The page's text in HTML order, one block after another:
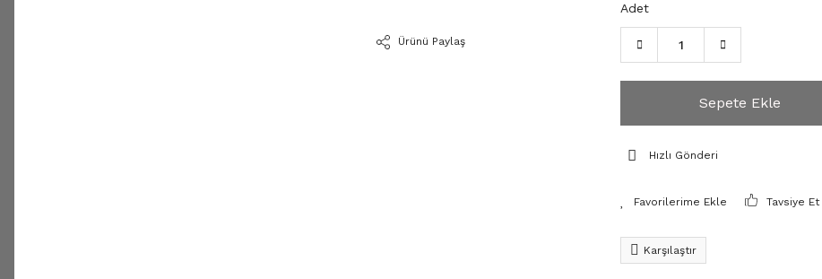
Ürünü Paylaş
Adet
Sepete Ekle
Hızlı Gönderi
Tavsiye Et
Karşılaştır